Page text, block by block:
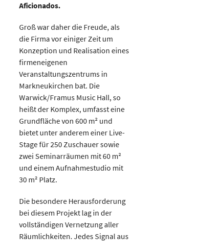
Aficionados.
Groß war daher die Freude, als
die Firma vor einiger Zeit um
Konzeption und Realisation eines
firmeneigenen
Veranstaltungszentrums in
Markneukirchen bat. Die
Warwick/Framus Music Hall, so
heißt der Komplex, umfasst eine
Grundfläche von 600 m² und
bietet unter anderem einer Live-
Stage für 250 Zuschauer sowie
zwei Seminarräumen mit 60 m²
und einem Aufnahmestudio mit
30 m² Platz.
Die besondere Herausforderung
bei diesem Projekt lag in der
vollständigen Vernetzung aller
Räumlichkeiten. Jedes Signal aus